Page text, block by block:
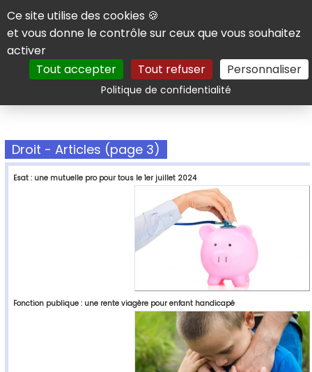
Panneau de gestion des cookies
Ce site utilise des cookies 🍪
et vous donne le contrôle sur ceux que vous souhaitez
activer
Tout accepter
Tout refuser Personnaliser
Politique de confidentialitéRechercher
Droit - Articles (page 3)
Esat : une mutuelle pro pour tous le 1er juillet 2024
Fonction publique : une rente viagère pour enfant handicapé